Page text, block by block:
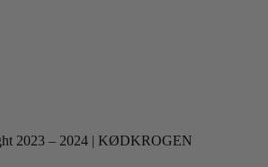
2023 – 2024 | KØDKROGEN